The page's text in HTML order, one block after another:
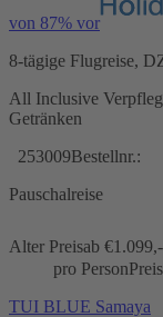
von 87% vor
8-tägige Flugreise,
All Inclusive
Getränken
253009Bestellnr.:
Pauschalreise
Alter Preisab €1.099,-
pro Person
TUI BLUE Samaya